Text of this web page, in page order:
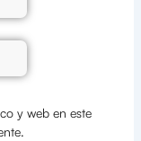
y web en este